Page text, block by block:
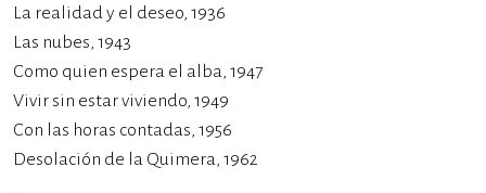
La realidad y el deseo, 1936
Las nubes, 1943
Como quien espera el alba, 1947
Vivir sin estar viviendo, 1949
Con las horas contadas, 1956
Desolación de la Quimera, 1962